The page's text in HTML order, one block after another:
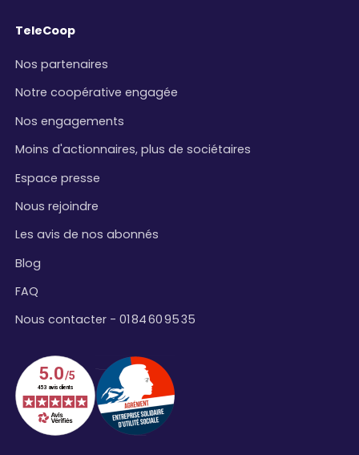
TeleCoop
Nos partenaires
Notre coopérative engagée
Nos engagements
Moins d'actionnaires, plus de sociétaires
Espace presse
Nous rejoindre
Les avis de nos abonnés
Blog
FAQ
Nous contacter - 01 84 60 95 35